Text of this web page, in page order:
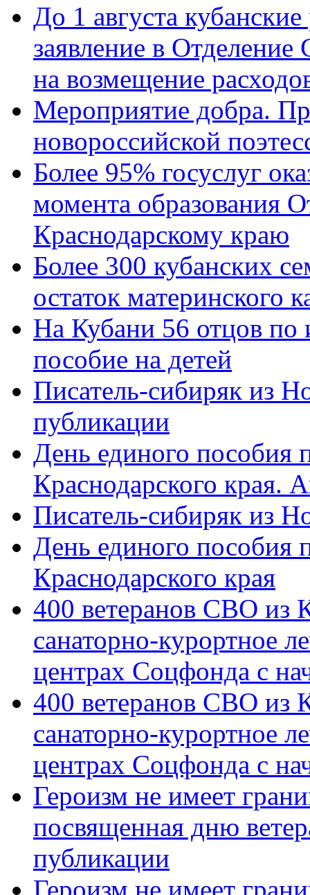
До 1 августа
заявление в
на возмещение
Мероприятие добра.
новороссийской
Более 95% госуслуг
момента образования
Краснодарскому краю
Более 300 кубанских
остаток материнского
На Кубани 56 отцов по
пособие на детей
Писатель-сибиряк из
публикации
День единого пособия
Краснодарского края.
Писатель-сибиряк из
День единого пособия
Краснодарского края
400 ветеранов СВО из
санаторно-курортное
центрах Соцфонда с
400 ветеранов СВО из
санаторно-курортное
центрах Соцфонда с
Героизм не имеет
посвященная дню
публикации
Героизм не имеет